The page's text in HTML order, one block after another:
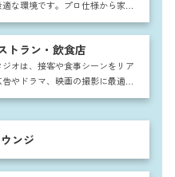
な環境です。プロ仕様から家庭
誌や広告、CM撮影に幅広く利
り入れた空間で、料理番組やレ
撮影など多彩なシーンに活用で
トラン・飲食店
オは、接客や食事シーンをリア
やドラマ、映画の撮影に最適で
ー、個室など多彩な空間を活用
ます。
ンジ